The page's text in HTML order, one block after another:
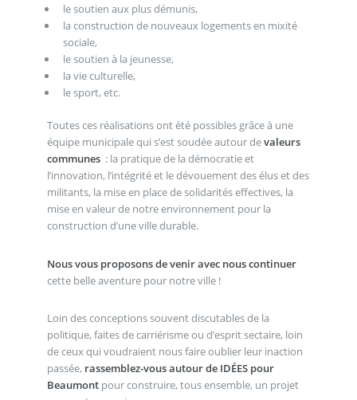
le soutien aux plus démunis,
la construction de nouveaux logements en mixité
sociale,
le soutien à la jeunesse,
la vie culturelle,
le sport, etc.
Toutes ces réalisations ont été possibles grâce à une
équipe municipale qui s’est soudée autour devaleurs
communes : la pratique de la démocratie et
l’innovation, l’intégrité et le dévouement des élus et des
militants, la mise en place de solidarités effectives, la
mise en valeur de notre environnement pour la
construction d’une ville durable.
Nous vous proposons de venir avec nous continuer
cette belle aventure pour notre ville !
Loin des conceptions souvent discutables de la
politique, faites de carriérisme ou d’esprit sectaire, loin
de ceux qui voudraient nous faire oublier leur inaction
passée, rassemblez-vous autour de IDÉES pour
Beaumontpour construire, tous ensemble, un projet